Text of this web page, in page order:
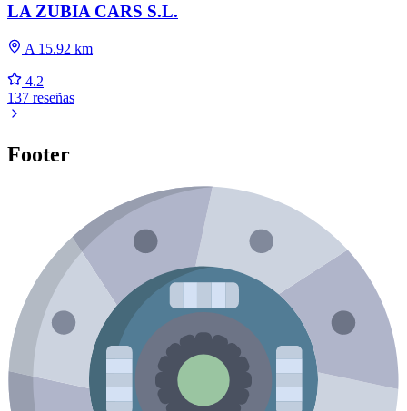
LA ZUBIA CARS S.L.
A 15.92 km
4.2
137 reseñas
Footer